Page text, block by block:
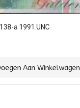
a 1991 UNC
Aan Winkelwagen